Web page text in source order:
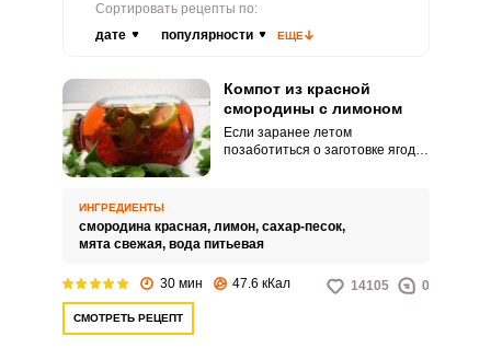
Сортировать рецепты по:
дате
популярности ЕЩЕ
Компот из красной
смородины с лимоном
Если заранее летом
позаботиться о заготовке ягод и
компот. Из ягод красной
смородины и лимона получится
высоким содержанием витамина
ИНГРЕДИЕНТЫ
смородина красная, лимон, сахар-песок,
мята свежая, вода питьевая
30 мин 47.6 кКал 14105 0
СМОТРЕТЬ РЕЦЕПТ